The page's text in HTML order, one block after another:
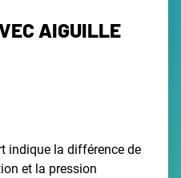
AIGUILLE
indique la différence de
et la pression